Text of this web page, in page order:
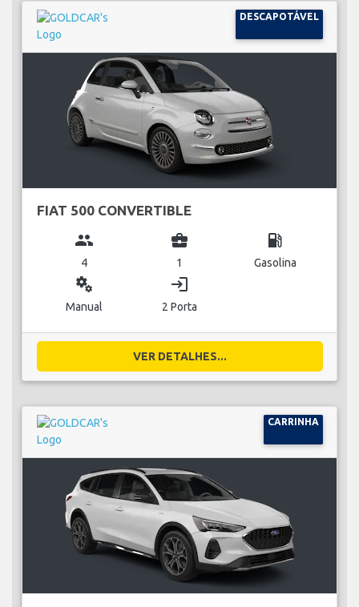
DESCAPOTÁVEL
FIAT 500 CONVERTIBLE
group
4
business_center
1
local_gas_station
Gasolina
miscellaneous_services
Manual
login
2 Porta
VER DETALHES...
CARRINHA